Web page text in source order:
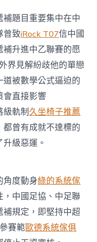
題目重要集中在中
曾致iRock T07信中國
補升進中乙聯賽的愿
界見解紛歧他的單戀
被數學公式逼迫的
會直接影響
級軌制久坐椅子推薦
曾有成就不達標的
升級惡運。
度動身綠的系統傢
，中國足協、中足聯
補規定，即堅持中超
賽範歐德系統傢俱